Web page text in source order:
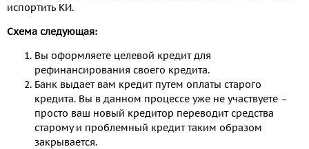
испортить КИ.
Схема следующая:
Вы оформляете целевой кредит для
рефинансирования своего кредита.
Банк выдает вам кредит путем оплаты старого
кредита. Вы в данном процессе уже не участвуете –
просто ваш новый кредитор переводит средства
старому и проблемный кредит таким образом
закрывается.